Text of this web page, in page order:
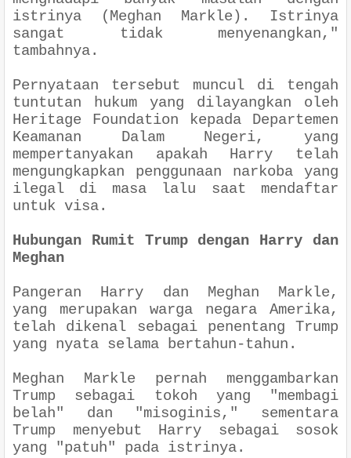
istrinya (Meghan Markle). Istrinya
sangat tidak menyenangkan,"
tambahnya.
Pernyataan tersebut muncul di tengah
tuntutan hukum yang dilayangkan oleh
Heritage Foundation kepada Departemen
Keamanan Dalam Negeri, yang
mempertanyakan apakah Harry telah
mengungkapkan penggunaan narkoba yang
ilegal di masa lalu saat mendaftar
untuk visa.
Hubungan Rumit Trump dengan Harry dan
Meghan
Pangeran Harry dan Meghan Markle,
yang merupakan warga negara Amerika,
telah dikenal sebagai penentang Trump
yang nyata selama bertahun-tahun.
Meghan Markle pernah menggambarkan
Trump sebagai tokoh yang "membagi
belah" dan "misoginis," sementara
Trump menyebut Harry sebagai sosok
yang "patuh" pada istrinya.